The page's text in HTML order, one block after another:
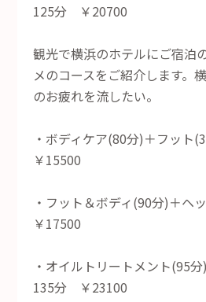
125分 ￥20700
観光で横浜のホテルにご宿泊
メのコースをご紹介します。
のお疲れを流したい。
・ボディケア(80分)＋フッ
￥15500
・フット＆ボディ(90分)＋
￥17500
・オイルトリートメント(95
135分 ￥23100